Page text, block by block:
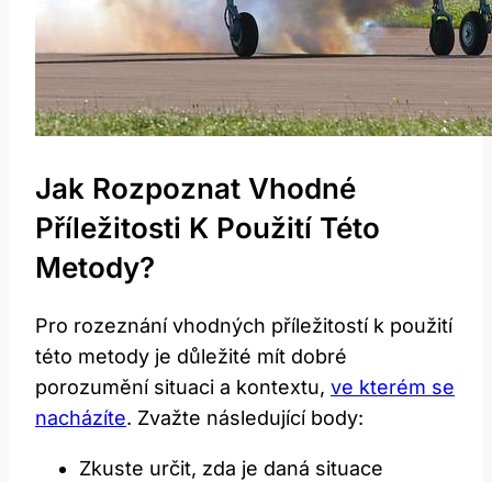
Jak Rozpoznat ​vhodné
Příležitosti K Použití Této
Metody?
Pro rozeznání vhodných příležitostí k použití⁢
této metody je důležité mít dobré
porozumění situaci a kontextu, ve kterém se
nacházíte. Zvažte následující body:
Zkuste určit,​ zda je daná situace⁢